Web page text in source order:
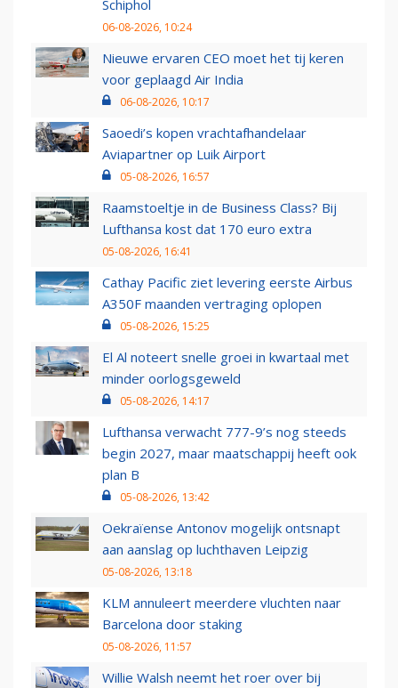
Schiphol
06-08-2026, 10:24
Nieuwe ervaren CEO moet het tij keren
voor geplaagd Air India
06-08-2026, 10:17
Saoedi’s kopen vrachtafhandelaar
Aviapartner op Luik Airport
05-08-2026, 16:57
Raamstoeltje in de Business Class? Bij
Lufthansa kost dat 170 euro extra
05-08-2026, 16:41
Cathay Pacific ziet levering eerste Airbus
A350F maanden vertraging oplopen
05-08-2026, 15:25
El Al noteert snelle groei in kwartaal met
minder oorlogsgeweld
05-08-2026, 14:17
Lufthansa verwacht 777-9’s nog steeds
begin 2027, maar maatschappij heeft ook
plan B
05-08-2026, 13:42
Oekraïense Antonov mogelijk ontsnapt
aan aanslag op luchthaven Leipzig
05-08-2026, 13:18
KLM annuleert meerdere vluchten naar
Barcelona door staking
05-08-2026, 11:57
Willie Walsh neemt het roer over bij